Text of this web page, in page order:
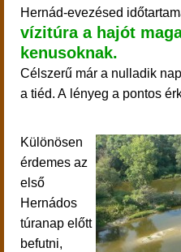
Hernád-evezésed
vízitúra a hajót
kenusoknak.
Célszerű már a nulladik
a tiéd. A lényeg a pontos
Különösen
érdemes az
első
Hernádos
túranap előtt
befutni,